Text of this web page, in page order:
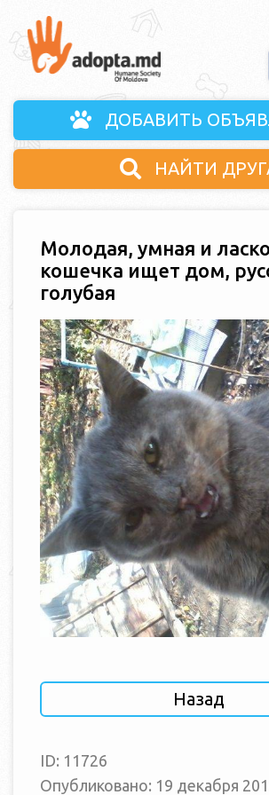
ДОБАВИТЬ
НАЙТИ
Молодая, умная и
кошечка ищет дом,
голубая
Назад
ID: 11726
Опубликовано: 19 декабря